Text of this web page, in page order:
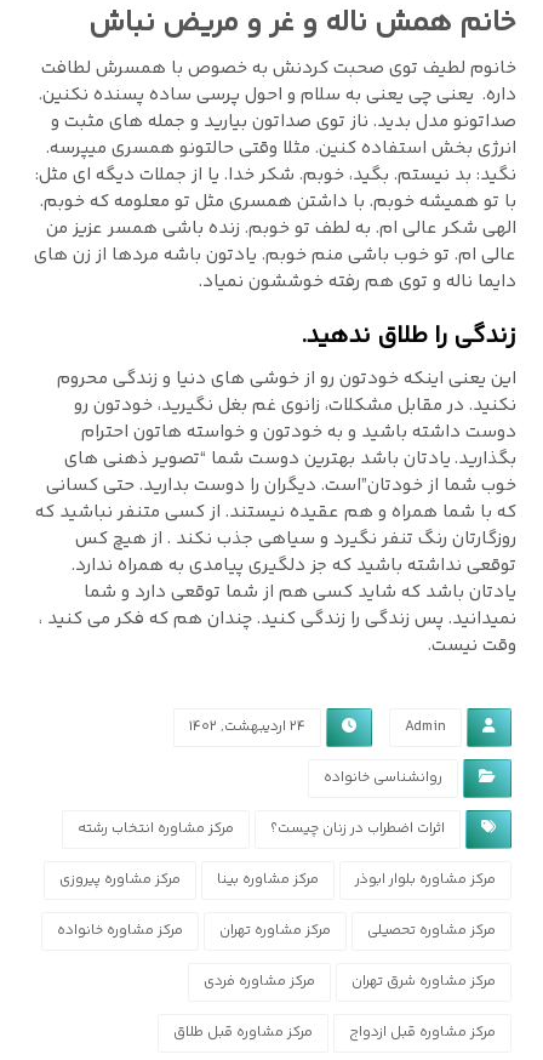
خانم همش ناله و غر و مریض نباش
خانوم لطیف توی صحبت کردنش به خصوص با همسرش لطافت
داره. یعنی چی یعنی به سلام و احول پرسی ساده پسنده نکنین.
صداتونو مدل بدید. ناز توی صداتون بیارید و جمله های مثبت و
انرژی بخش استفاده کنین. مثلا وقتی حالتونو همسری میپرسه.
نگید: بد نیستم. بگید، خوبم. شکر خدا. یا از جملات دیگه ای مثل:
با تو همیشه خوبم. با داشتن همسری مثل تو معلومه که خوبم.
الهی شکر عالی ام. به لطف تو خوبم. زنده باشی همسر عزیز من
عالی ام. تو خوب باشی منم خوبم. یادتون باشه مردها از زن های
دایما ناله و توی هم رفته خوششون نمیاد.
زندگی را طلاق ندهيد.
اين يعنی اينكه خودتون رو از خوشی های دنيا و زندگی محروم
نكنيد. در مقابل مشكلات، زانوی غم بغل نگيريد، خودتون رو
دوست داشته باشيد و به خودتون و خواسته هاتون احترام
بگذاريد. يادتان باشد بهترين دوست شما “تصوير ذهنی های
خوب شما از خودتان”است. ديگران را دوست بداريد. حتی كسانی
كه با شما همراه و هم عقيده نيستند. از كسی متنفر نباشيد كه
روزگارتان رنگ تنفر نگيرد و سياهی جذب نكند . از هيچ كس
توقعی نداشته باشيد كه جز دلگيری پيامدی به همراه ندارد.
يادتان باشد كه شايد كسی هم از شما توقعی دارد و شما
نميدانيد. پس زندگی را زندگی كنيد. چندان هم كه فكر می كنيد ،
وقت نيست.
Admin ۲۴ اردیبهشت, ۱۴۰۲
روانشناسی خانواده
اثرات اضطراب در زنان چیست؟ مرکز مشاوره انتخاب رشته
مرکز مشاوره بلوار ابوذر مرکز مشاوره بینا مرکز مشاوره پیروزی
مرکز مشاوره تحصیلی مرکز مشاوره تهران مرکز مشاوره خانواده
مرکز مشاوره شرق تهران مرکز مشاوره فردی
مرکز مشاوره قبل ازدواج مرکز مشاوره قبل طلاق